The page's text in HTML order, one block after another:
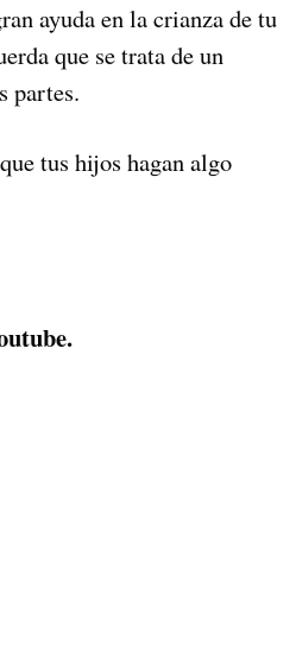
ayuda en la crianza de tu
que se trata de un
partes.
tus hijos hagan algo